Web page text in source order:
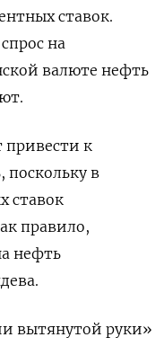
ставок.
на
валюте нефть
привести к
в
ставок
правило,
нефть
вытянутой руки»